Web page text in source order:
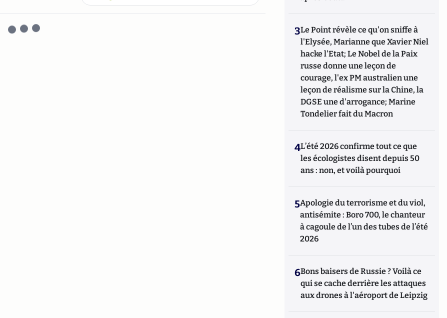
3Le Point révèle ce qu'on sniffe à
l'Elysée, Marianne que Xavier Niel
hacke l'Etat; Le Nobel de la Paix
russe donne une leçon de
courage, l'ex PM australien une
leçon de réalisme sur la Chine, la
DGSE une d'arrogance; Marine
Tondelier fait du Macron
4L’été 2026 confirme tout ce que
les écologistes disent depuis 50
ans : non, et voilà pourquoi
5Apologie du terrorisme et du viol,
antisémite : Boro 700, le chanteur
à cagoule de l’un des tubes de l’été
2026
6Bons baisers de Russie ? Voilà ce
qui se cache derrière les attaques
aux drones à l'aéroport de Leipzig